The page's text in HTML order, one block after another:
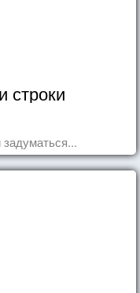
строки